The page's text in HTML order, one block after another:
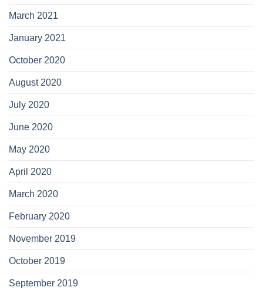
March 2021
January 2021
October 2020
August 2020
July 2020
June 2020
May 2020
April 2020
March 2020
February 2020
November 2019
October 2019
September 2019